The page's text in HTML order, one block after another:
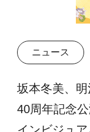
ニュース
坂本冬美、
40周年記念